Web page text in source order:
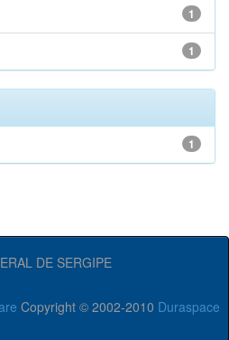
1
1
1
DE SERGIPE
Copyright © 2002-2010 Duraspace